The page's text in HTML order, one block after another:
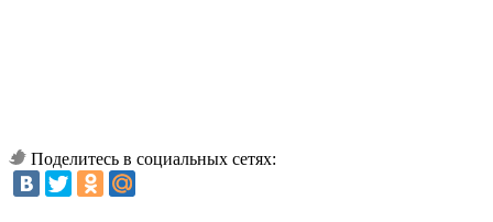
Поделитесь в социальных сетях: